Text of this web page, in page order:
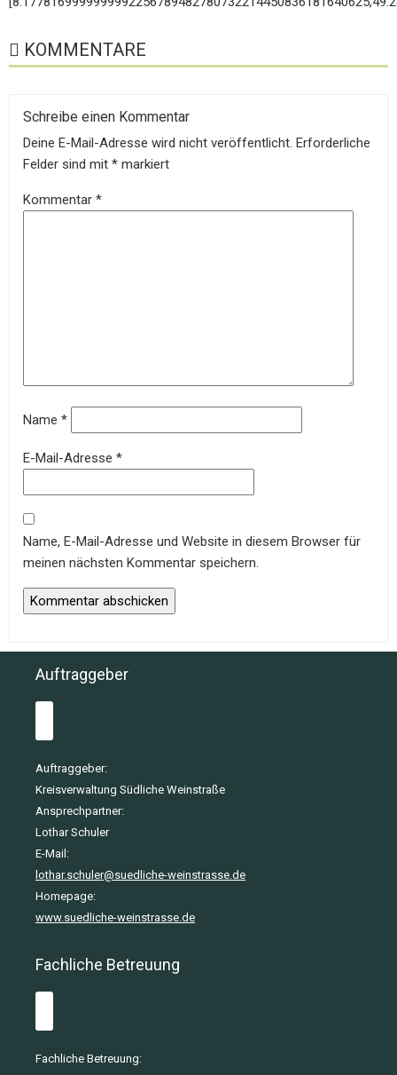
KOMMENTARE
Schreibe einen Kommentar
Deine E-Mail-Adresse wird nicht veröffentlicht. Erforderliche
Felder sind mit * markiert
Kommentar *
Name *
E-Mail-Adresse *
Name, E-Mail-Adresse und Website in diesem Browser für
meinen nächsten Kommentar speichern.
Auftraggeber
Auftraggeber:
Kreisverwaltung Südliche Weinstraße
Ansprechpartner:
Lothar Schuler
E-Mail:
lothar.schuler@suedliche-weinstrasse.de
Homepage:
www.suedliche-weinstrasse.de
Fachliche Betreuung
Fachliche Betreuung: